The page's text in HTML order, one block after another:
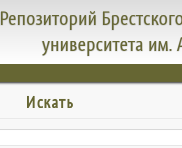
Репозиторий
университета
Искать